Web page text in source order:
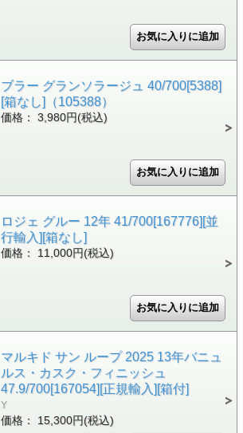
ブラー グランソラージュ 40/700[5388]
[箱なし]（105388）
価格： 3,980円(税込)
ロジェ グルー 12年 41/700[167776][並
行輸入][箱なし]
価格： 11,000円(税込)
マルキド サン ループ 2025 13年バニュ
ルス・カスク・フィニッシュ
47.9/700[167054][正規輸入][箱付]
Y
価格： 15,300円(税込)